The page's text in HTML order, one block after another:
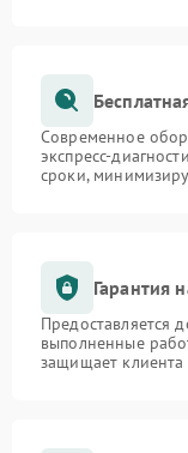
Современное
экспресс-
сроки,
Гарантия
Предоставляется
выполненные
защищает клиента